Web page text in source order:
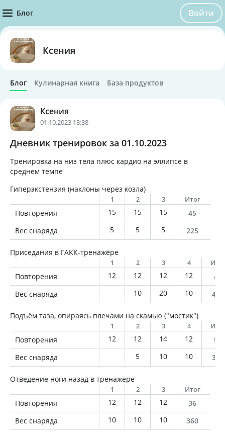
Блог Войти
Ксения
Блог Кулинарная книга База продуктов
Ксения
01.10.2023 13:38
Дневник тренировок за 01.10.2023
Тренировка на низ тела плюс кардио на эллипсе в
среднем темпе
Гиперэкстензия (наклоны через козла)
1 2 3 Итог
Повторения 15 15 15
45
Вес снаряда
5 5 5 225
Приседания в ГАКК-тренажёре
1 2 3 4
Повторения 12 12 12 12
48
Вес снаряда
10 20 10 480
Подъём таза, опираясь плечами на скамью ("мостик")
1 2 3 4
Повторения 12 12 14 12
50
Вес снаряда
5 10 10 320
Отведение ноги назад в тренажёре
1 2 3 Итог
Повторения 12 12 12
36
Вес снаряда
10 10 10 360